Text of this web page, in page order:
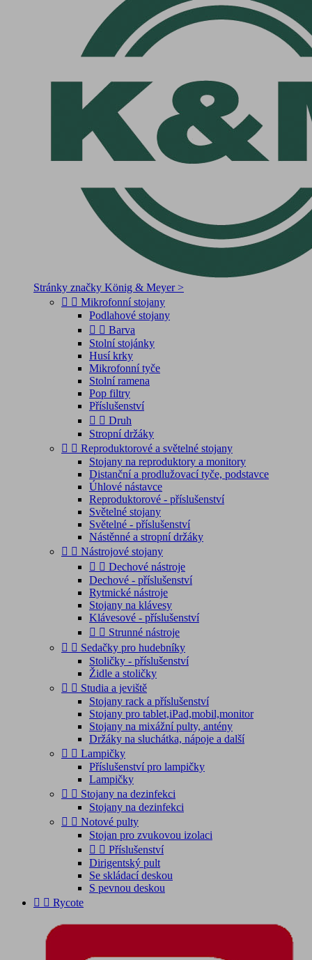
Stránky značky König & Meyer >
  Mikrofonní stojany
Podlahové stojany
  Barva
Stolní stojánky
Husí krky
Mikrofonní tyče
Stolní ramena
Pop filtry
Příslušenství
  Druh
Stropní držáky
  Reproduktorové a světelné stojany
Stojany na reproduktory a monitory
Distanční a prodlužovací tyče, podstavce
Úhlové nástavce
Reproduktorové - příslušenství
Světelné stojany
Světelné - příslušenství
Nástěnné a stropní držáky
  Nástrojové stojany
  Dechové nástroje
Dechové - příslušenství
Rytmické nástroje
Stojany na klávesy
Klávesové - příslušenství
  Strunné nástroje
  Sedačky pro hudebníky
Stoličky - příslušenství
Židle a stoličky
  Studia a jeviště
Stojany rack a příslušenství
Stojany pro tablet,iPad,mobil,monitor
Stojany na mixážní pulty, antény
Držáky na sluchátka, nápoje a další
  Lampičky
Příslušenství pro lampičky
Lampičky
  Stojany na dezinfekci
Stojany na dezinfekci
  Notové pulty
Stojan pro zvukovou izolaci
  Příslušenství
Dirigentský pult
Se skládací deskou
S pevnou deskou
  Rycote